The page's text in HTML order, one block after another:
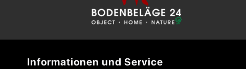
Informationen und Service